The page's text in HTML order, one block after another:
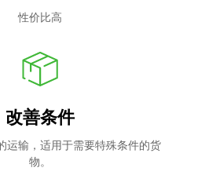
性价比高
改善条件
运输，适用于需要特殊条件的货
物。